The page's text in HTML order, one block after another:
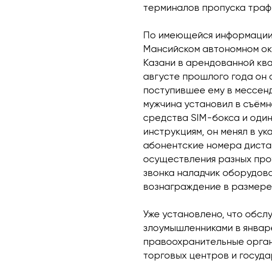
терминалов пропуска
По имеющейся
Мансийском автономном
Казани в арендованной
августе прошлого года он
поступившее ему в
мужчина установил в
средства SIM-бокса и
инструкциям, он менял в
абонентские номера
осуществления разных
звонка наладчик
вознаграждение в
Уже установлено, что
злоумышленниками в
правоохранительные
торговых центров и